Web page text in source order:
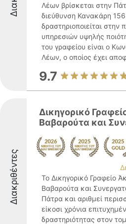
Λέων βρίσκεται στην
διεύθυνση Κανακάρη 156
δραστηριοποιείται στην
υπηρεσιών υψηλής
του γραφείου είναι ο
Λέων, ο οποίος έχει
9.7
Διακριθέντες
Δικηγορικό
Βαβαρούτα και
Το Δικηγορικό Γραφείο
Βαβαρούτα και
Πάτρα και αριθμεί
είκοσι χρόνια
δραστηριότητας στον